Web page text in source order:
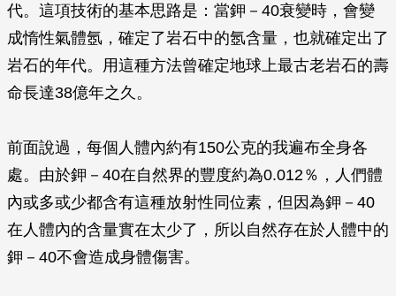
代。這項技術的基本思路是：當鉀－40衰變時，會變
成惰性氣體氬，確定了岩石中的氬含量，也就確定出了
岩石的年代。用這種方法曾確定地球上最古老岩石的壽
命長達38億年之久。
前面說過，每個人體內約有150公克的我遍布全身各
處。由於鉀－40在自然界的豐度約為0.012％，人們體
內或多或少都含有這種放射性同位素，但因為鉀－40
在人體內的含量實在太少了，所以自然存在於人體中的
鉀－40不會造成身體傷害。